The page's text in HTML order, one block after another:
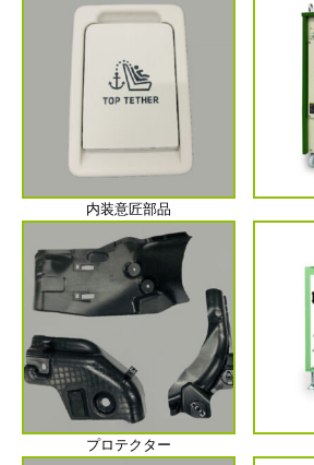
内装意匠部品
プロテクター